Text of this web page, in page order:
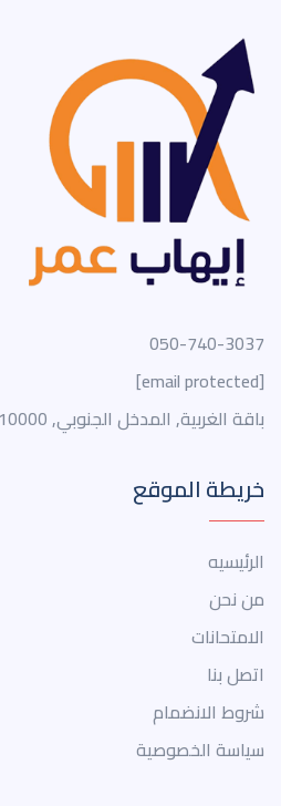
050-740-3037
[email protected]
باقة الغربية, المدخل الجنوبي, 3010000
خريطة الموقع
الرئيسيه
من نحن
الامتحانات
اتصل بنا
شروط الانضمام
سياسة الخصوصية